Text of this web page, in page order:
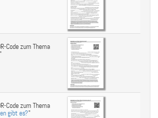
Code zum Thema
"
Code zum Thema
gibt es?"